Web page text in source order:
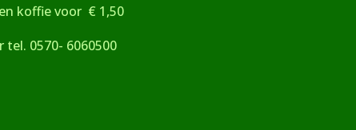
koffie voor € 1,50
0570- 6060500